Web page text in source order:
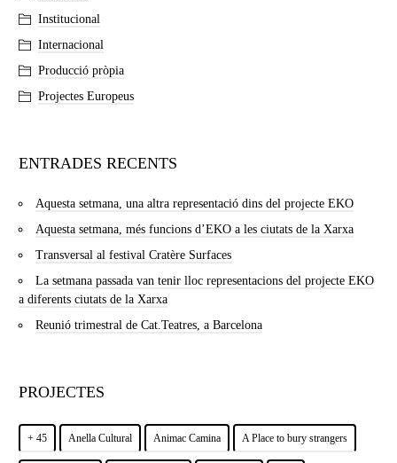
Institucional
Internacional
Producció pròpia
Projectes Europeus
ENTRADES RECENTS
Aquesta setmana, una altra representació dins del projecte EKO
Aquesta setmana, més funcions d’EKO a les ciutats de la Xarxa
Transversal al festival Cratère Surfaces
La setmana passada van tenir lloc representacions del projecte EKO
a diferents ciutats de la Xarxa
Reunió trimestral de Cat.Teatres, a Barcelona
PROJECTES
+ 45 Anella Cultural Animac Camina A Place to bury strangers